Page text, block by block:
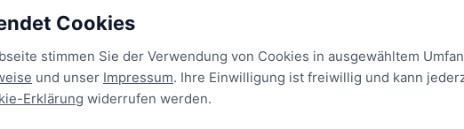
Cookies
stimmen Sie der Verwendung von Cookies in ausgewähltem
und unser Impressum. Ihre Einwilligung ist freiwillig und kann
Erklärung widerrufen werden.